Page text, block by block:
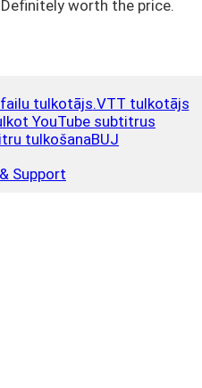
worth the price.
failu tulkotājs.VTT tulkotājs
YouTube subtitrus
tulkošanaBUJ
Support